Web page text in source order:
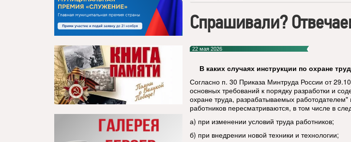
Спрашивали?
22 мая 2026
В каких случаях инструкции по охране
Согласно п. 30 Приказа Минтруда России от
основных требований к порядку разработки и
охране труда, разрабатываемых работодателем"
работников пересматриваются, в том числе в
а) при изменении условий труда работников;
б) при внедрении новой техники и технологии;